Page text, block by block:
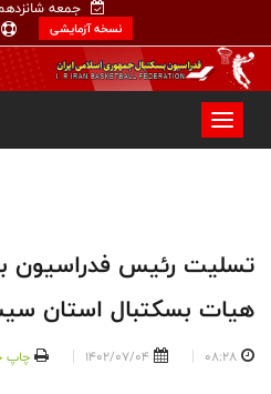
جمعه
نسخه آزمایشی
تسلیت رئیس فدراسیون
هیات بسکتبال استان
08:28
1402/07/04 چاپ